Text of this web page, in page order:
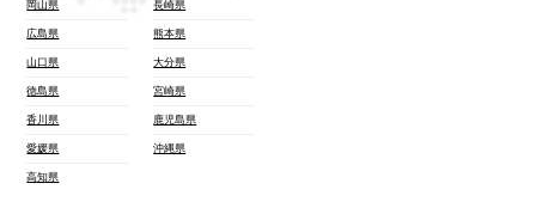
岡山県
広島県
山口県
徳島県
香川県
愛媛県
高知県
長崎県
熊本県
大分県
宮崎県
鹿児島県
沖縄県